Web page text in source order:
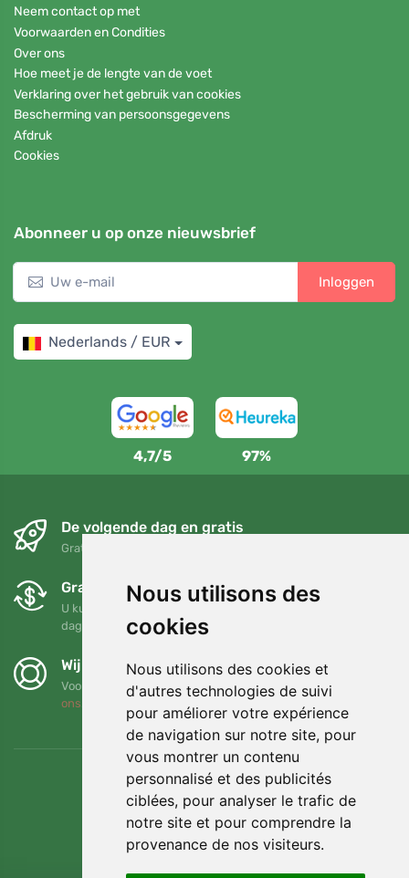
Nous utilisons des
cookies
Nous utilisons des cookies et
d'autres technologies de suivi
pour améliorer votre expérience
de navigation sur notre site, pour
vous montrer un contenu
personnalisé et des publicités
ciblées, pour analyser le trafic de
notre site et pour comprendre la
provenance de nos visiteurs.
Neem contact op met
Voorwaarden en Condities
Over ons
Hoe meet je de lengte van de voet
Verklaring over het gebruik van cookies
Bescherming van persoonsgegevens
Afdruk
Cookies
Abonneer u op onze nieuwsbrief
Inloggen
Nederlands / EUR
4,7/5 97%
De volgende dag en gratis
Gratis verzending voor bestellingen boven 95 EUR
Gratis ruilen en retourneren
U kunt uw bestelling op elk gewenst moment binnen 90
dagen retourneren of ruilen
Wij steunen Trees.org
Voor elke bestelling planten we een boom! Lees meer
ons